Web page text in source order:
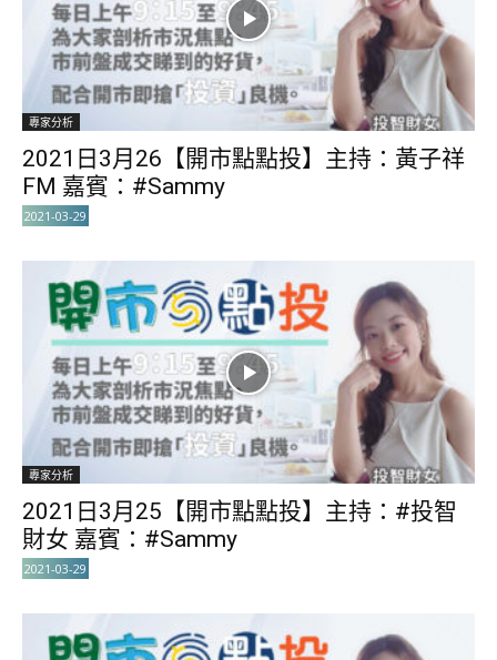
專家分析
2021日3月26【開市點點投】主持：黃子祥
FM 嘉賓：#Sammy
2021-03-29
專家分析
2021日3月25【開市點點投】主持：#投智
財女 嘉賓：#Sammy
2021-03-29